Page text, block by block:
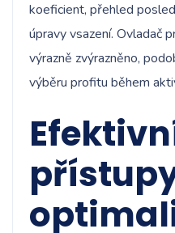
koeficient, přehled
úpravy vsazení. Ovladač
výrazně zvýrazněno,
výběru profitu během